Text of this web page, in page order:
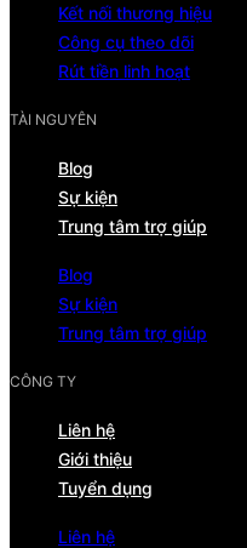
Kết nối thương hiệu
Công cụ theo dõi
Rút tiền linh hoạt
TÀI NGUYÊN
Blog
Sự kiện
Trung tâm trợ giúp
Blog
Sự kiện
Trung tâm trợ giúp
CÔNG TY
Liên hệ
Giới thiệu
Tuyển dụng
Liên hệ